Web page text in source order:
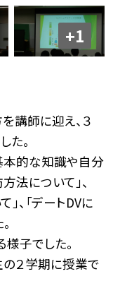
+1
講師に迎え、３
た。
本的な知識や自分
法について」、
、「デートDVに
子でした。
の２学期に授業で